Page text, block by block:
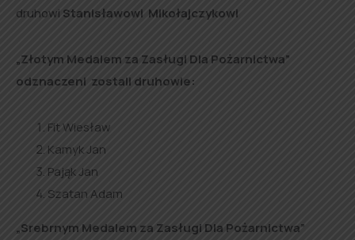
druhowi Stanisławowi Mikołajczykowi
„Złotym Medalem za Zasługi Dla Pożarnictwa”
odznaczeni zostali druhowie:
Fit Wiesław
Kamyk Jan
Pająk Jan
Szatan Adam
„Srebrnym Medalem za Zasługi Dla Pożarnictwa”